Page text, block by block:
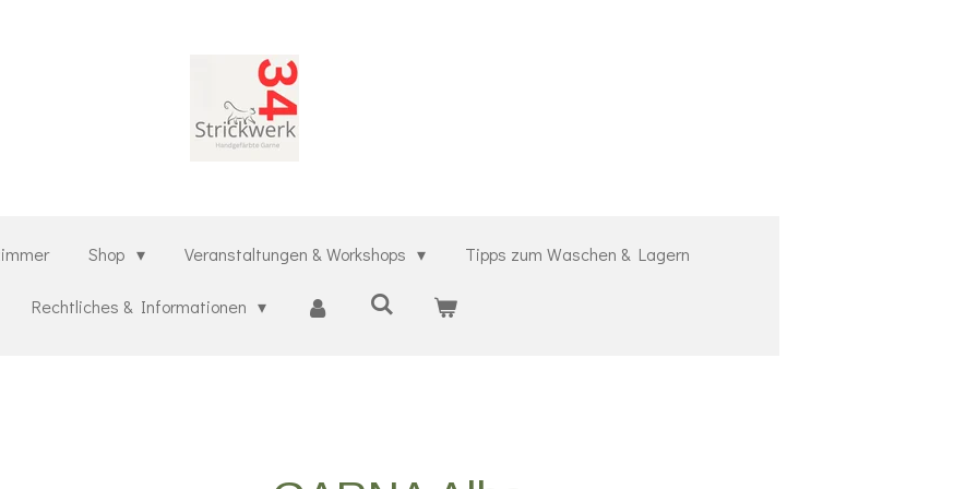
Shop Veranstaltungen & Workshops Tipps zum Waschen & Lagern
Rechtliches & Informationen